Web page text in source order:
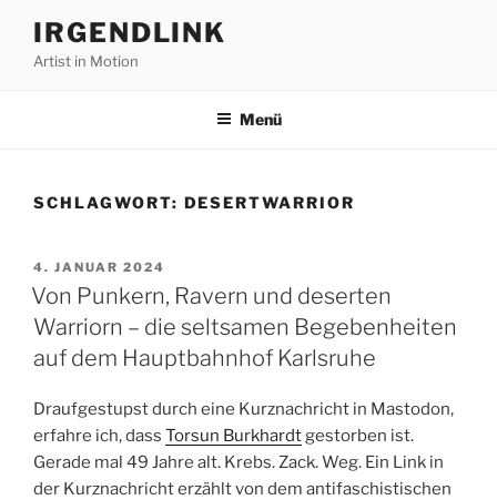
Inhalt
springen
IRGENDLINK
Artist in Motion
Menü
SCHLAGWORT: DESERTWARRIOR
VERÖFFENTLICHT
AM
4. JANUAR 2024
Von Punkern, Ravern und deserten
Warriorn – die seltsamen Begebenheiten
auf dem Hauptbahnhof Karlsruhe
Draufgestupst durch eine Kurznachricht in Mastodon,
erfahre ich, dass Torsun Burkhardtgestorben ist.
Gerade mal 49 Jahre alt. Krebs. Zack. Weg. Ein Link in
der Kurznachricht erzählt von dem antifaschistischen